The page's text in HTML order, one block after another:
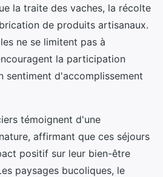
la traite des vaches, la récolte
de produits artisanaux.
ne se limitent pas à
la participation
sentiment d'accomplissement
témoignent d'une
affirmant que ces séjours
positif sur leur bien-être
paysages bucoliques, le